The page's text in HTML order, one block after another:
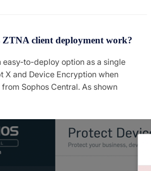
client deployment work?
easy-to-deploy option as a single
X and Device Encryption when
Sophos Central. As shown